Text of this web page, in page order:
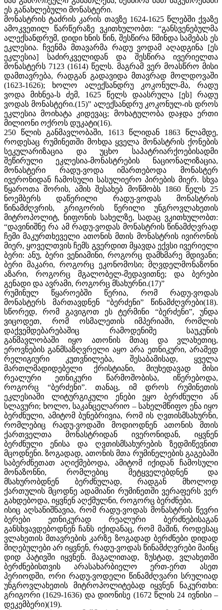
ეს განახლებული მონასტერი.
მონასტრის ტაძრის კარის თავზე 1624-1625 წლებში ქვაზე
ამოკვეთილ წარწერაზე ვკითხულობთ: “განსვენებულმა
ალექსანდრუმ, დიდი ხნის წინ, შესწირა წმინდა სამებას ეს
ეკლესია. ჩვენმა მთავარმა რადუ ვოდამ აღადგინა [ეს
ეკლესია] საძირკველიდან და შესწირა ივერიელთა
მონასტერს 7123 (1614) წელს. მაგრამ ვერ მოასწრო მისი
დამთავრება, რადგან გადავიდა მთავრად მოლდოვაში
(1623-1626); ხოლო ალექსანდრუ კოკონულ-მა, რადუ
ვოდა მიხნეა-ს ძემ, 1625 წელს დაასრულა [ეს] რადუ
ვოდას მონასტერი.(15)” ალექსანდრუ კოკონულ-ის დროს
ეკლესია მოიხატა კიდევაც; მოხატულობა დაჯდა ერთი
მილიონი ოქროს დუკატი(16).
250 წლის განმავლობაში, 1613 წლიდან 1863 წლამდე,
როდესაც რუმინეთში მოხდა ყველა მონასტრის ქონების
სეკულარიზაცია და უცხო საპატრიარქოებისადმი
შეწირული ეკლესია-მონასტრების ნაციონალიზაცია,
მონასტერი რადუ-ვოდა იმართებოდა მონასტერ
ივერონიდან ჩამოსული სასულიერო პირების მიერ. სხვა
წყაროთა შორის, ამის შესახებ მოწმობს 1860 წელს 25
ნოემბერს დაწერილი რადუ-ვოდას მონასტრის
წინამძღვრის, გრიგორის წერილი უნგროვლახეთის
მიტროპოლიტ, ნიფონის სახელზე, სადაც ვკითხულობთ:
“დავინიშნე რა ამ რადუ-ვოდას მონასტრის წინამძღვრად
ჩემი მაკურთხეველი ათონის მთის მონასტრის ივირონის
მიერ, ყოველთვის ჩემს გვერდით მყავდა ექვსი ივერიელი
ბერი: ანუ, ბერი ვენიამინი, როგორც დამხმარე მდივანი;
ბერი მაკარი, როგორც ეკონომოსი; მღვდელმონაზონი
აზარი, როგორც მგალობელ-მედავითნე; და ბერები
გენადი და ავრამი, როგორც მსახურნი.(17)”
რუმინულ წყაროებში წერია, რომ რადუ-ვოდას
მონასტერს მართავდნენ “ბერძენი” წინამძღვრები(18).
სწორედ, რომ გავიგოთ ეს ტერმინი “ბერძენი”, უნდა
ვიცოდეთ, რომ ოსმალეთის იმპერიაში, რომლის
დაქვემდებარებაშიც რამოდენიმე საუკუნის
განმავლობაში იყო ათონის მთაც და ვლახეთიც,
ეროვნების განმსაზღვრელი აყო არა ეთნიკური, არამედ
რელიგიური კუთვნილება, შესაბამისად, ყველა
მართლმადიდებელი ქრისტიანი, მიუხედავად მისი
რეალური ეთნიკური წარმოშობისა, იწერებოდა,
როგორც “ბერძენი”. თანაც, იმ დროს რუმინეთის
ეკლესიაში ლიტურგიკული ენები ეყო ბერძნული ან
სლავური; ხოლო, საკანცელარიო – სახელმწიფო ენა იყო
ბერძნული, ამიტომ ბუნებრივია, რომ ის ღვთისმსახურნი,
რომლებიც რადუ-ვოდაში მოდიოდნენ ათონის მთის
ქართველთა მონასტრიდან ივერონიდან, იყვნენ
ბერძნული ენისა და ღვთისმსახურების ზედმიწევნით
მცოდნენი. ზოგადად, ათონის მთა რუმინელების გაგებაში
საბერძნეთათ აღიქმებოდა, ამიტომ იქიდან ჩამოსული
მონაზონნი, რომლებიც მეტყველებდნენ და
მსახურობდნენ ბერძნულად, რადგან მხოლოდ
ქართულის მცოდნე ადამიანი რუმინეთში ვერაფერს ვერ
გახდებოდა, იყვნენ აღქმულნი, როგორც ბერძნები.
ისიც აღსანიშნავია, რომ რადუ-ვოდას მონასტრის წევრი
ბერები ეთნიკურად რეალური ბერძნებისაგან
განსხვავდებოდნენ ჩანს იქიდანაც, რომ მაშინ, როდესაც
ვლახეთის მთავრების კარზე ზოგადად ბერძნები დიდად
მიღებულები არ იყვნენ, რადუ-ვოდას წინამძღვრები მაინც
დიდ პატივში იყვნენ. მაგალითად, ზუსტად, ვლახეთში
ბერძნებისთვის არასახარბიელო ერთ-ერთ ასეთ
პერიოდში, ორი რადუ-ვოდელი წინამძღვარი სრულიად
უნგროვლახეთის მიტროპოლიტებად იყვნენ ნაკურთხი:
გრიგორი (1629-1636) და დიონისე (1672 წლის 24 ივნისი –
დეკემბერი)(19).